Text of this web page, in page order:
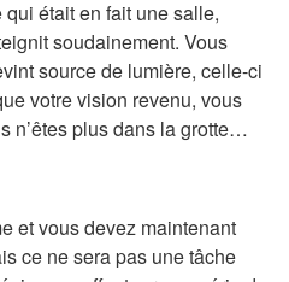
était en fait une salle,
soudainement. Vous
source de lumière, celle-ci
votre vision revenu, vous
n’êtes plus dans la grotte…
et vous devez maintenant
ce ne sera pas une tâche